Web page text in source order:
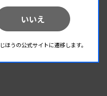
いいえ
うの公式サイトに遷移します。